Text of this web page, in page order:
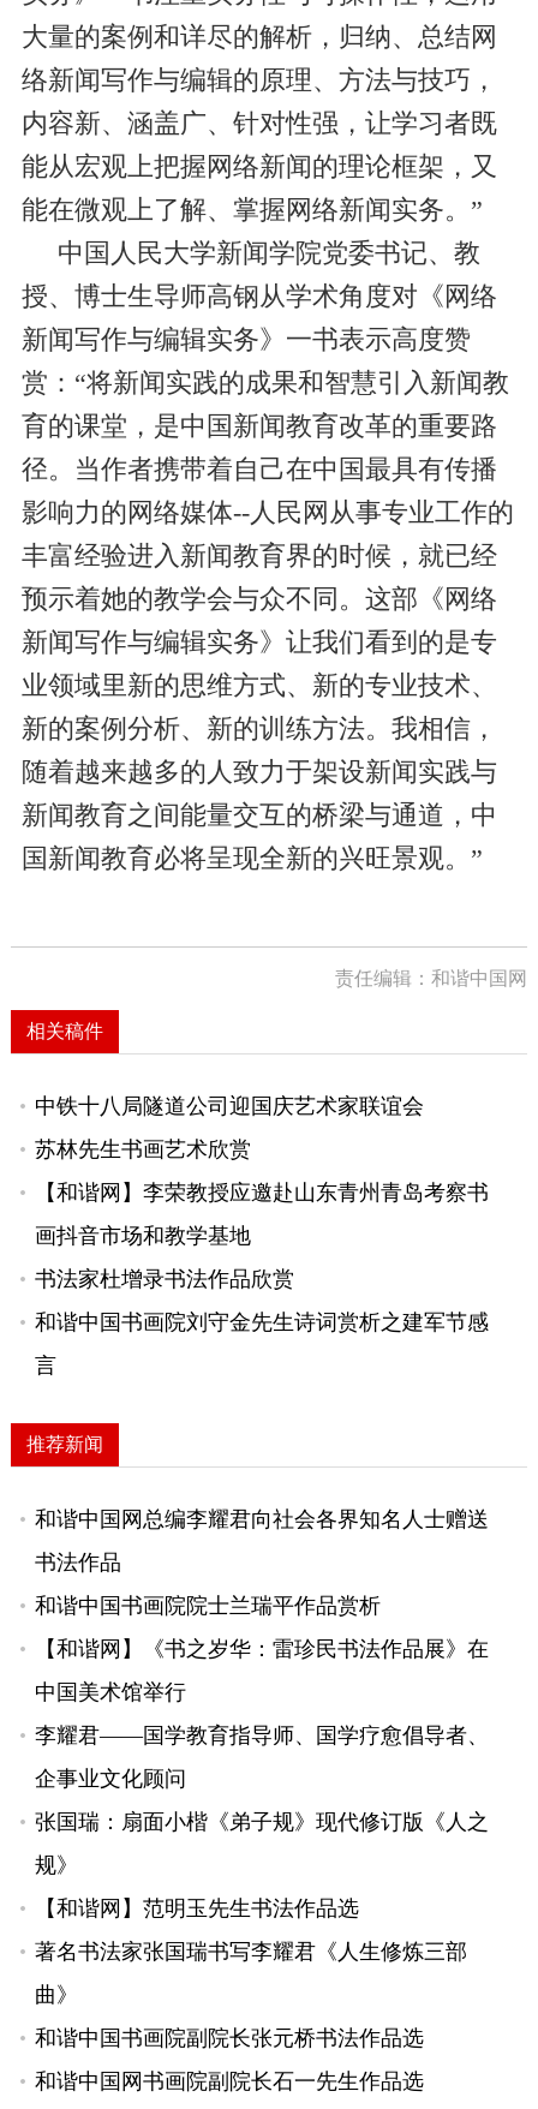
大量的案例和详尽的解析，归纳、总结网
络新闻写作与编辑的原理、方法与技巧，
内容新、涵盖广、针对性强，让学习者既
能从宏观上把握网络新闻的理论框架，又
能在微观上了解、掌握网络新闻实务。”
中国人民大学新闻学院党委书记、教
授、博士生导师高钢从学术角度对《网络
新闻写作与编辑实务》一书表示高度赞
赏：“将新闻实践的成果和智慧引入新闻教
育的课堂，是中国新闻教育改革的重要路
径。当作者携带着自己在中国最具有传播
影响力的网络媒体--人民网从事专业工作的
丰富经验进入新闻教育界的时候，就已经
预示着她的教学会与众不同。这部《网络
新闻写作与编辑实务》让我们看到的是专
业领域里新的思维方式、新的专业技术、
新的案例分析、新的训练方法。我相信，
随着越来越多的人致力于架设新闻实践与
新闻教育之间能量交互的桥梁与通道，中
国新闻教育必将呈现全新的兴旺景观。”
责任编辑：和谐中国网
相关稿件
中铁十八局隧道公司迎国庆艺术家联谊会
苏林先生书画艺术欣赏
【和谐网】李荣教授应邀赴山东青州青岛考察书
画抖音市场和教学基地
书法家杜增录书法作品欣赏
和谐中国书画院刘守金先生诗词赏析之建军节感
言
推荐新闻
和谐中国网总编李耀君向社会各界知名人士赠送
书法作品
和谐中国书画院院士兰瑞平作品赏析
【和谐网】《书之岁华：雷珍民书法作品展》在
中国美术馆举行
李耀君——国学教育指导师、国学疗愈倡导者、
企事业文化顾问
张国瑞：扇面小楷《弟子规》现代修订版《人之
规》
【和谐网】范明玉先生书法作品选
著名书法家张国瑞书写李耀君《人生修炼三部
曲》
和谐中国书画院副院长张元桥书法作品选
和谐中国网书画院副院长石一先生作品选